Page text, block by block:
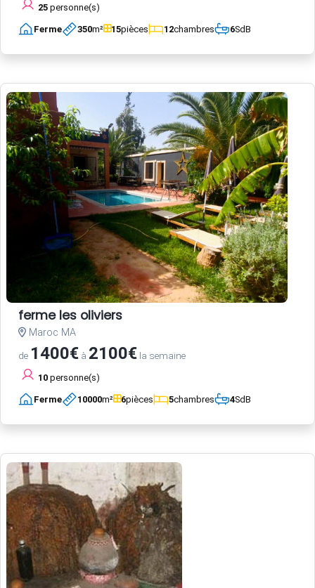
25 personne(s)
Ferme 350m² 15pièces 12chambres 6SdB
ferme les oliviers
Maroc MA
de 1400€ à 2100€ la semaine
10 personne(s)
Ferme 10000m² 6pièces 5chambres 4SdB